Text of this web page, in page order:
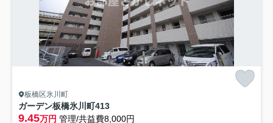
板橋区氷川町
ガーデン板橋氷川町413
9.45万円 管理/共益費8,000円